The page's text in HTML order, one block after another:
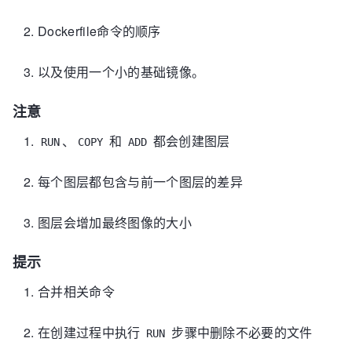
Dockerfile命令的顺序
以及使用一个小的基础镜像。
注意
RUN 、 COPY 和 ADD 都会创建图层
每个图层都包含与前一个图层的差异
图层会增加最终图像的大小
提示
合并相关命令
在创建过程中执行 RUN 步骤中删除不必要的文件